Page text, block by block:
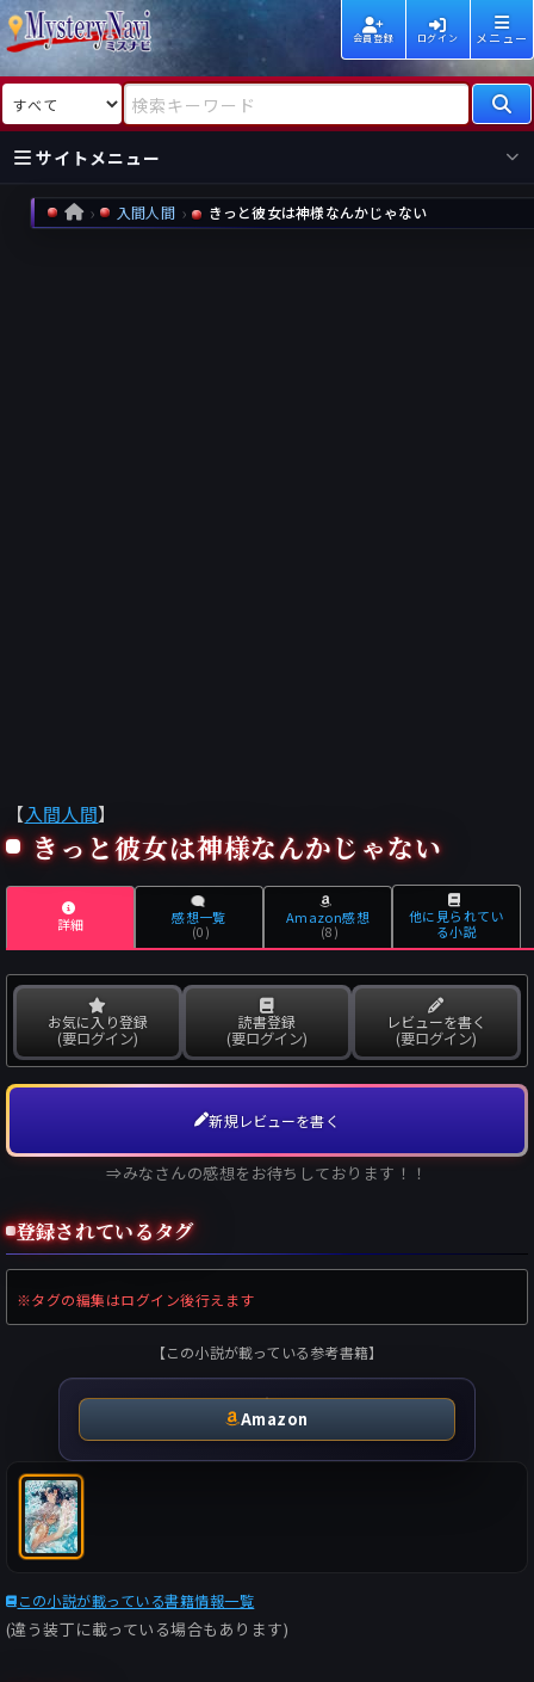
会員登録 ログイン メニュー
検索対象 検索キーワード
サイトメニュー
国内
海外
新着
HOME 入間人間 きっと彼女は神様なんかじゃない
【入間人間】
きっと彼女は神様なんかじゃない
詳細 感想一覧
(0)
Amazon感想
(8)
他に見られてい
る小説
お気に入り登録
(要ログイン)
読書登録
(要ログイン)
レビューを書く
(要ログイン)
新規レビューを書く
⇒みなさんの感想をお待ちしております！！
登録されているタグ
※タグの編集はログイン後行えます
【この小説が載っている参考書籍】
Amazon
この小説が載っている書籍情報一覧
(違う装丁に載っている場合もあります)